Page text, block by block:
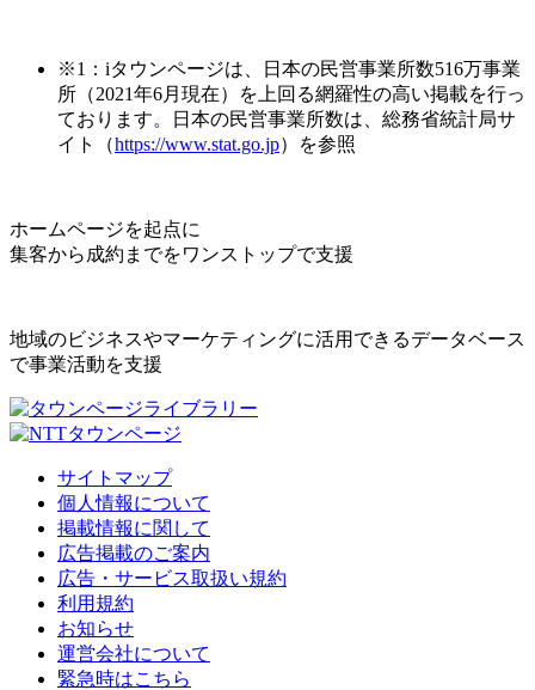
※1：iタウンページは、日本の民営事業所数516万事業
所（2021年6月現在）を上回る網羅性の高い掲載を行っ
ております。日本の民営事業所数は、総務省統計局サ
イト（https://www.stat.go.jp）を参照
ホームページを起点に
集客から成約までをワンストップで支援
地域のビジネスやマーケティングに活用できるデータベース
で事業活動を支援
サイトマップ
個人情報について
掲載情報に関して
広告掲載のご案内
広告・サービス取扱い規約
利用規約
お知らせ
運営会社について
緊急時はこちら